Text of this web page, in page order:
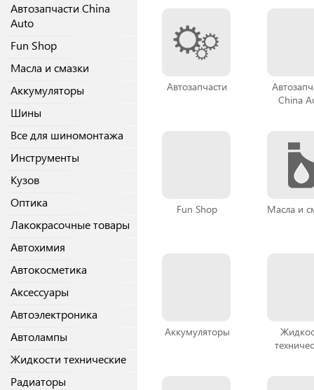
Автозапчасти China
Auto
Fun Shop
Масла и смазки
Аккумуляторы
Шины
Все для шиномонтажа
Инструменты
Кузов
Оптика
Лакокрасочные товары
Автохимия
Автокосметика
Аксессуары
Автоэлектроника
Автолампы
Жидкости технические
Радиаторы
Автозапчасти
China
Fun Shop Масла и
Аккумуляторы